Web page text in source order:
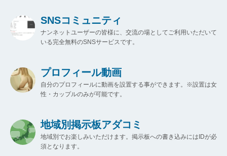
SNSコミュニティ
ナンネットユーザーの皆様に、交流の場としてご利用いただいて
いる完全無料のSNSサービスです。
プロフィール動画
自分のプロフィールに動画を設置する事ができます。※設置は女
性・カップルのみが可能です。
地域別掲示板アダコミ
地域別でお楽しみいただけます。掲示板への書き込みにはIDが必
須となります。